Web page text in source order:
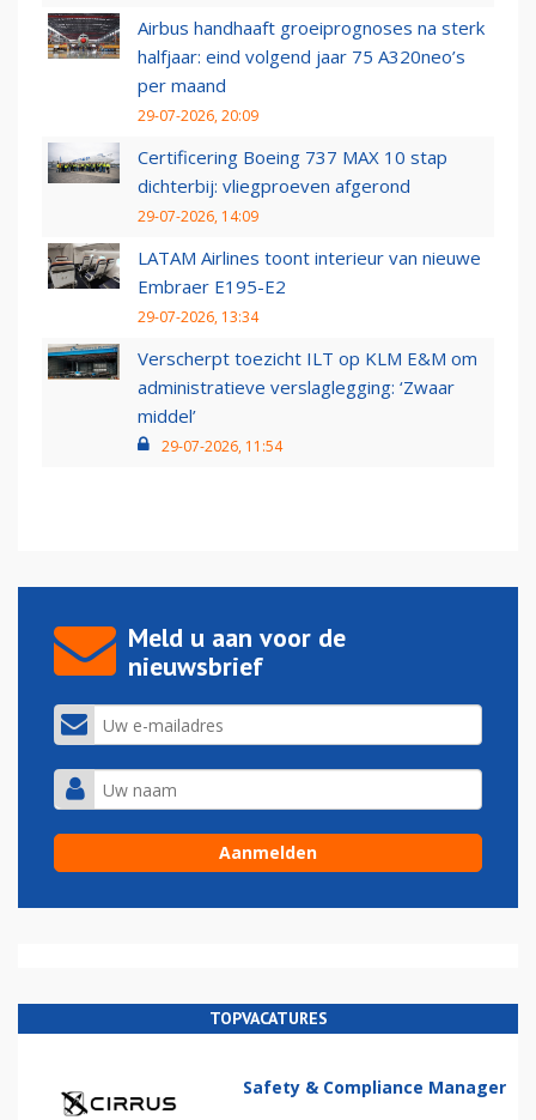
Airbus handhaaft groeiprognoses na sterk
halfjaar: eind volgend jaar 75 A320neo’s
per maand
29-07-2026, 20:09
Certificering Boeing 737 MAX 10 stap
dichterbij: vliegproeven afgerond
29-07-2026, 14:09
LATAM Airlines toont interieur van nieuwe
Embraer E195-E2
29-07-2026, 13:34
Verscherpt toezicht ILT op KLM E&M om
administratieve verslaglegging: ‘Zwaar
middel’
29-07-2026, 11:54
Meld u aan voor de
nieuwsbrief
TOPVACATURES
Safety & Compliance Manager